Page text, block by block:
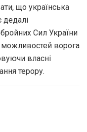
що українська
дедалі
Сил України
можливостей ворога
власні
терору.